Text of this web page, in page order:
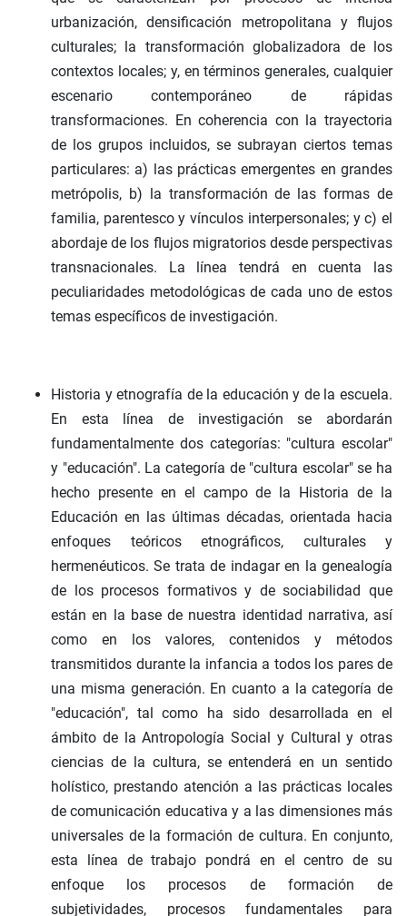
urbanización, densificación metropolitana y flujos
culturales; la transformación globalizadora de los
contextos locales; y, en términos generales, cualquier
escenario contemporáneo de rápidas
transformaciones. En coherencia con la trayectoria
de los grupos incluidos, se subrayan ciertos temas
particulares: a) las prácticas emergentes en grandes
metrópolis, b) la transformación de las formas de
familia, parentesco y vínculos interpersonales; y c) el
abordaje de los flujos migratorios desde perspectivas
transnacionales. La línea tendrá en cuenta las
peculiaridades metodológicas de cada uno de estos
temas específicos de investigación.
Historia y etnografía de la educación y de la escuela.
En esta línea de investigación se abordarán
fundamentalmente dos categorías: "cultura escolar"
y "educación". La categoría de "cultura escolar" se ha
hecho presente en el campo de la Historia de la
Educación en las últimas décadas, orientada hacia
enfoques teóricos etnográficos, culturales y
hermenéuticos. Se trata de indagar en la genealogía
de los procesos formativos y de sociabilidad que
están en la base de nuestra identidad narrativa, así
como en los valores, contenidos y métodos
transmitidos durante la infancia a todos los pares de
una misma generación. En cuanto a la categoría de
"educación", tal como ha sido desarrollada en el
ámbito de la Antropología Social y Cultural y otras
ciencias de la cultura, se entenderá en un sentido
holístico, prestando atención a las prácticas locales
de comunicación educativa y a las dimensiones más
universales de la formación de cultura. En conjunto,
esta línea de trabajo pondrá en el centro de su
enfoque los procesos de formación de
subjetividades, procesos fundamentales para